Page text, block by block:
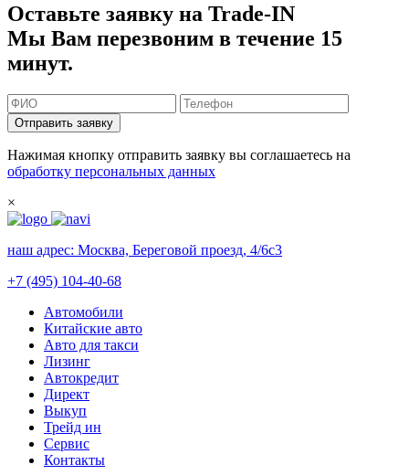
Оставьте заявку на Trade-IN
Мы Вам перезвоним в течение 15
минут.
Отправить заявку
Нажимая кнопку отправить заявку вы соглашаетесь на
обработку персональных данных
×
наш адрес: Москва, Береговой проезд, 4/6с3
+7 (495) 104-40-68
Автомобили
Китайские авто
Авто для такси
Лизинг
Автокредит
Директ
Выкуп
Трейд ин
Сервис
Контакты